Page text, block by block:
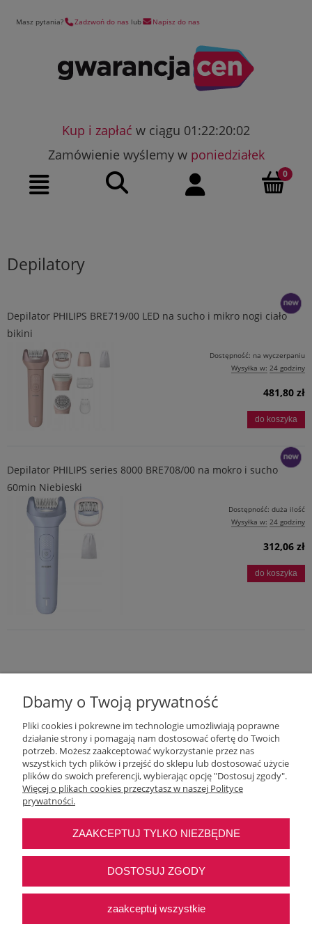
Masz pytania? Zadzwoń do nas lub Napisz do nas
Kup i zapłać w ciągu 01:22:20:02
Zamówienie wyślemy w poniedziałek
Depilatory
Depilator PHILIPS BRE719/00 LED na sucho i mikro nogi ciało
bikini
Dostępność: na wyczerpaniu
Wysyłka w: 24 godziny
481,80 zł
do koszyka
Depilator PHILIPS series 8000 BRE708/00 na mokro i sucho
60min Niebieski
Dostępność: duża ilość
Wysyłka w: 24 godziny
312,06 zł
do koszyka
Moje konto
Najczęstsze pytania
Pomoc
Dbamy o Twoją prywatność
Pliki cookies i pokrewne im technologie umożliwiają poprawne
działanie strony i pomagają nam dostosować ofertę do Twoich
potrzeb. Możesz zaakceptować wykorzystanie przez nas
wszystkich tych plików i przejść do sklepu lub dostosować użycie
plików do swoich preferencji, wybierając opcję "Dostosuj zgody".
Więcej o plikach cookies przeczytasz w naszej Polityce
prywatności.
ZAAKCEPTUJ TYLKO NIEZBĘDNE
DOSTOSUJ ZGODY
zaakceptuj wszystkie